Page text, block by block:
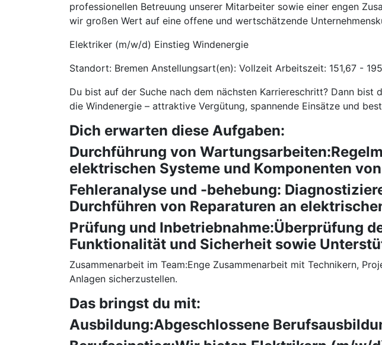
professionellen Betreuung unserer Mitarbeiter sowie einer engen
wir großen Wert auf eine offene und wertschätzende
Elektriker (m/w/d) Einstieg Windenergie
Standort: Bremen Anstellungsart(en): Vollzeit Arbeitszeit: 151,67 -
Du bist auf der Suche nach dem nächsten Karriereschritt? Dann
die Windenergie – attraktive Vergütung, spannende Einsätze und
Dich erwarten diese Aufgaben:
Durchführung von
elektrischen Systeme und Komponenten
Fehleranalyse und -behebung:
Durchführen von Reparaturen an
Prüfung und Inbetriebnahme:Überprüfung
Funktionalität und Sicherheit sowie
Zusammenarbeit im Team:Enge Zusammenarbeit mit Technikern,
Anlagen sicherzustellen.
Das bringst du mit:
Ausbildung:Abgeschlossene